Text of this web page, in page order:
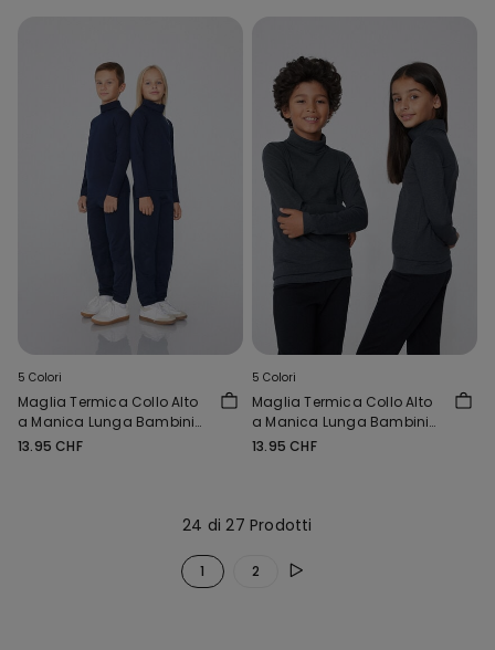
5 Colori
Maglia Termica Collo Alto
a Manica Lunga Bambini
Unisex
13.95 CHF
5 Colori
Maglia Termica Collo Alto
a Manica Lunga Bambini
Unisex
13.95 CHF
24 di 27 Prodotti
1 2